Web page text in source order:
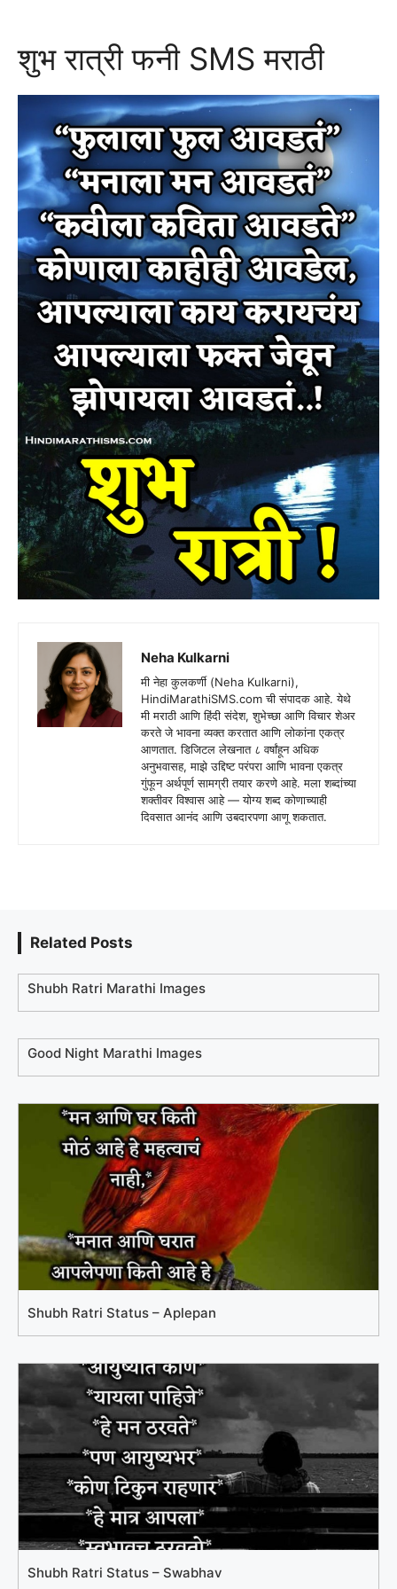
शुभ रात्री फनी SMS मराठी
Neha Kulkarni
मी नेहा कुलकर्णी (Neha Kulkarni),
HindiMarathiSMS.com ची संपादक आहे. येथे
मी मराठी आणि हिंदी संदेश, शुभेच्छा आणि विचार शेअर
करते जे भावना व्यक्त करतात आणि लोकांना एकत्र
आणतात. डिजिटल लेखनात ८ वर्षांहून अधिक
अनुभवासह, माझे उद्दिष्ट परंपरा आणि भावना एकत्र
गुंफून अर्थपूर्ण सामग्री तयार करणे आहे. मला शब्दांच्या
शक्तीवर विश्वास आहे — योग्य शब्द कोणाच्याही
दिवसात आनंद आणि उबदारपणा आणू शकतात.
Related Posts
Shubh Ratri Marathi Images
Good Night Marathi Images
Shubh Ratri Status – Aplepan
Shubh Ratri Status – Swabhav